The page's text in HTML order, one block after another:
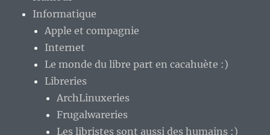
Informatique
Apple et compagnie
Internet
Le monde du libre part en cacahuète :)
Libreries
ArchLinuxeries
Frugalwareries
Les libristes sont aussi des humains :)